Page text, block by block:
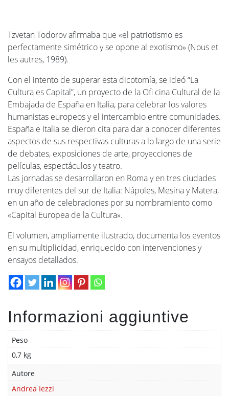
Tzvetan Todorov afirmaba que «el patriotismo es
perfectamente simétrico y se opone al exotismo» (Nous et
les autres, 1989).
Con el intento de superar esta dicotomía, se ideó “La
Cultura es Capital”, un proyecto de la Ofi cina Cultural de la
Embajada de España en Italia, para celebrar los valores
humanistas europeos y el intercambio entre comunidades.
España e Italia se dieron cita para dar a conocer diferentes
aspectos de sus respectivas culturas a lo largo de una serie
de debates, exposiciones de arte, proyecciones de
películas, espectáculos y teatro.
Las jornadas se desarrollaron en Roma y en tres ciudades
muy diferentes del sur de Italia: Nápoles, Mesina y Matera,
en un año de celebraciones por su nombramiento como
«Capital Europea de la Cultura».
El volumen, ampliamente ilustrado, documenta los eventos
en su multiplicidad, enriquecido con intervenciones y
ensayos detallados.
Informazioni aggiuntive
Peso
0,7 kg
Autore
Andrea Iezzi